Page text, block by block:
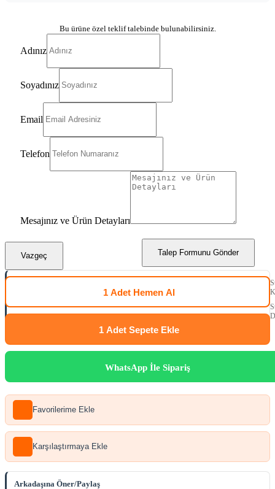
Bu ürüne özel teklif talebinde bulunabilirsiniz.
Adınız
Soyadınız
Email
Telefon
Mesajınız ve Ürün Detayları
Talep Formunu Gönder
Vazgeç
1 Adet Hemen Al
1 Adet Sepete Ekle
WhatsApp İle Sipariş
Favorilerime Ekle
Karşılaştırmaya Ekle
Arkadaşına Öner/Paylaş